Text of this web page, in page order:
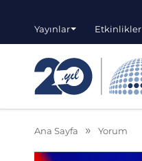
Yayınlar Etkinlikler
Ana Sayfa Yorum